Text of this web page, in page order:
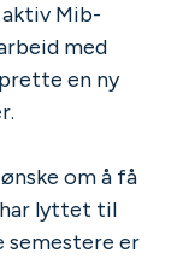
Mib-
med
en ny
om å få
har lyttet til
semestere er